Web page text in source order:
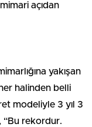
açıdan
yakışan
halinden belli
modeliyle 3 yıl 3
“Bu rekordur.